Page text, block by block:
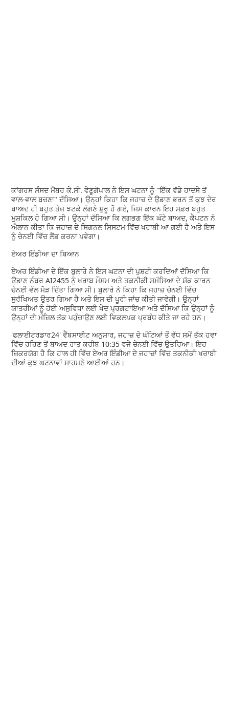
ਕਾਂਗਰਸ ਸੰਸਦ ਮੈਂਬਰ ਕੇ.ਸੀ. ਵੇਣੂਗੋਪਾਲ ਨੇ ਇਸ ਘਟਨਾ ਨੂੰ "ਇੱਕ ਵੱਡੇ ਹਾਦਸੇ ਤੋਂ
ਵਾਲ-ਵਾਲ ਬਚਣਾ" ਦੱਸਿਆ। ਉਨ੍ਹਾਂ ਕਿਹਾ ਕਿ ਜਹਾਜ਼ ਦੇ ਉਡਾਣ ਭਰਨ ਤੋਂ ਕੁਝ ਦੇਰ
ਬਾਅਦ ਹੀ ਬਹੁਤ ਤੇਜ਼ ਝਟਕੇ ਲੱਗਣੇ ਸ਼ੁਰੂ ਹੋ ਗਏ, ਜਿਸ ਕਾਰਨ ਇਹ ਸਫ਼ਰ ਬਹੁਤ
ਮੁਸ਼ਕਿਲ ਹੋ ਗਿਆ ਸੀ। ਉਨ੍ਹਾਂ ਦੱਸਿਆ ਕਿ ਲਗਭਗ ਇੱਕ ਘੰਟੇ ਬਾਅਦ, ਕੈਪਟਨ ਨੇ
ਐਲਾਨ ਕੀਤਾ ਕਿ ਜਹਾਜ਼ ਦੇ ਸਿਗਨਲ ਸਿਸਟਮ ਵਿੱਚ ਖਰਾਬੀ ਆ ਗਈ ਹੈ ਅਤੇ ਇਸ
ਨੂੰ ਚੇਨਈ ਵਿੱਚ ਲੈਂਡ ਕਰਨਾ ਪਵੇਗਾ।
ਏਅਰ ਇੰਡੀਆ ਦਾ ਬਿਆਨ
ਏਅਰ ਇੰਡੀਆ ਦੇ ਇੱਕ ਬੁਲਾਰੇ ਨੇ ਇਸ ਘਟਨਾ ਦੀ ਪੁਸ਼ਟੀ ਕਰਦਿਆਂ ਦੱਸਿਆ ਕਿ
ਉਡਾਣ ਨੰਬਰ AI2455 ਨੂੰ ਖਰਾਬ ਮੌਸਮ ਅਤੇ ਤਕਨੀਕੀ ਸਮੱਸਿਆ ਦੇ ਸ਼ੱਕ ਕਾਰਨ
ਚੇਨਈ ਵੱਲ ਮੋੜ ਦਿੱਤਾ ਗਿਆ ਸੀ। ਬੁਲਾਰੇ ਨੇ ਕਿਹਾ ਕਿ ਜਹਾਜ਼ ਚੇਨਈ ਵਿੱਚ
ਸੁਰੱਖਿਅਤ ਉਤਰ ਗਿਆ ਹੈ ਅਤੇ ਇਸ ਦੀ ਪੂਰੀ ਜਾਂਚ ਕੀਤੀ ਜਾਵੇਗੀ। ਉਨ੍ਹਾਂ
ਯਾਤਰੀਆਂ ਨੂੰ ਹੋਈ ਅਸੁਵਿਧਾ ਲਈ ਖੇਦ ਪ੍ਰਗਟਾਇਆ ਅਤੇ ਦੱਸਿਆ ਕਿ ਉਨ੍ਹਾਂ ਨੂੰ
ਉਨ੍ਹਾਂ ਦੀ ਮੰਜ਼ਿਲ ਤੱਕ ਪਹੁੰਚਾਉਣ ਲਈ ਵਿਕਲਪਕ ਪ੍ਰਬੰਧ ਕੀਤੇ ਜਾ ਰਹੇ ਹਨ।
'ਫਲਾਈਟਰਡਾਰ24' ਵੈੱਬਸਾਈਟ ਅਨੁਸਾਰ, ਜਹਾਜ਼ ਦੋ ਘੰਟਿਆਂ ਤੋਂ ਵੱਧ ਸਮੇਂ ਤੱਕ ਹਵਾ
ਵਿੱਚ ਰਹਿਣ ਤੋਂ ਬਾਅਦ ਰਾਤ ਕਰੀਬ 10:35 ਵਜੇ ਚੇਨਈ ਵਿੱਚ ਉਤਰਿਆ। ਇਹ
ਜ਼ਿਕਰਯੋਗ ਹੈ ਕਿ ਹਾਲ ਹੀ ਵਿੱਚ ਏਅਰ ਇੰਡੀਆ ਦੇ ਜਹਾਜ਼ਾਂ ਵਿੱਚ ਤਕਨੀਕੀ ਖਰਾਬੀ
ਦੀਆਂ ਕੁਝ ਘਟਨਾਵਾਂ ਸਾਹਮਣੇ ਆਈਆਂ ਹਨ।